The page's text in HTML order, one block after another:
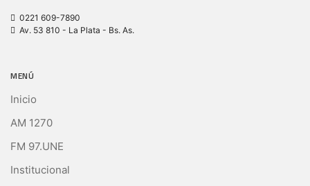
0221 609-7890
Av. 53 810 - La Plata - Bs. As.
MENÚ
Inicio
AM 1270
FM 97.UNE
Institucional